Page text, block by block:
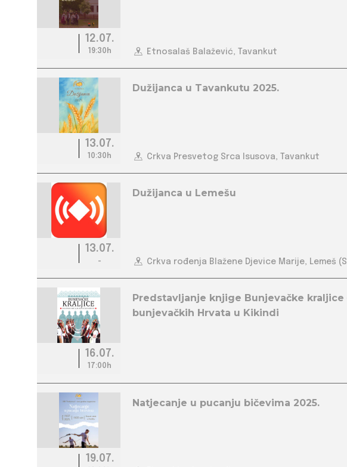
12.07.
19:30h Etnosalaš Balažević, Tavankut
13.07.
10:30h
Dužijanca u Tavankutu 2025.
Crkva Presvetog Srca Isusova, Tavankut
13.07.
-
Dužijanca u Lemešu
Crkva rođenja Blažene Djevice Marije, Lemeš
16.07.
17:00h
Predstavljanje knjige Bunjevačke kraljice
bunjevačkih Hrvata u Kikindi
19.07.
Natjecanje u pucanju bičevima 2025.